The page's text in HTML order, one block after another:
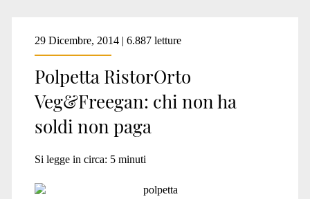
Tag:
<span>mensa
occupata</span>
29 Dicembre, 2014 | 6.887 letture
Polpetta RistorOrto
Veg&Freegan: chi non ha
soldi non paga
Si legge in circa: 5 minuti